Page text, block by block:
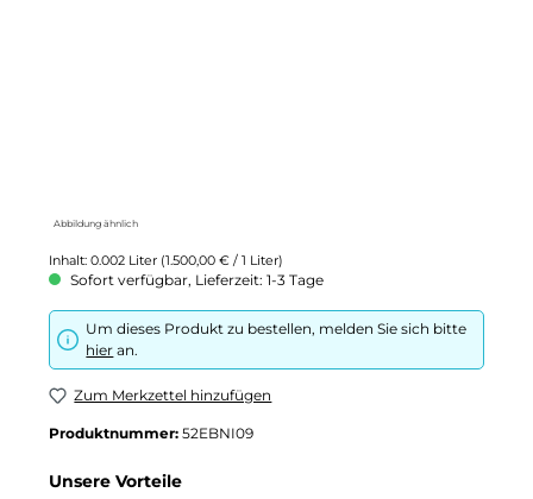
Abbildung ähnlich
Inhalt: 0.002 Liter (1.500,00 € / 1 Liter)
Sofort verfügbar, Lieferzeit: 1-3 Tage
Um dieses Produkt zu bestellen, melden Sie sich bitte
hier an.
Zum Merkzettel hinzufügen
Produktnummer: 52EBNI09
Unsere Vorteile